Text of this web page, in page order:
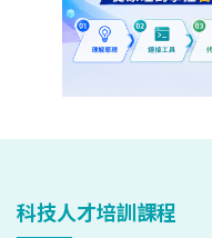
科技人才培訓課程